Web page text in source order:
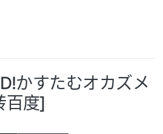
かすたむオカズメ
百度]